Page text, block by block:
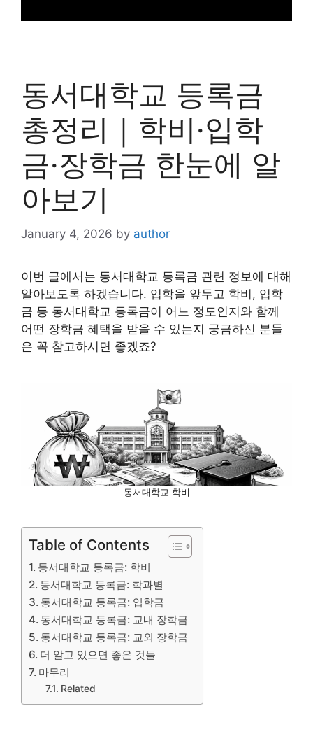
동서대학교 등록금
총정리｜학비·입학
금·장학금 한눈에 알
아보기
January 4, 2026 by author
이번 글에서는 동서대학교 등록금 관련 정보에 대해
알아보도록 하겠습니다. 입학을 앞두고 학비, 입학
금 등 동서대학교 등록금이 어느 정도인지와 함께
어떤 장학금 혜택을 받을 수 있는지 궁금하신 분들
은 꼭 참고하시면 좋겠죠?
동서대학교 학비
Table of Contents
동서대학교 등록금: 학비
동서대학교 등록금: 학과별
동서대학교 등록금: 입학금
동서대학교 등록금: 교내 장학금
동서대학교 등록금: 교외 장학금
더 알고 있으면 좋은 것들
마무리
Related